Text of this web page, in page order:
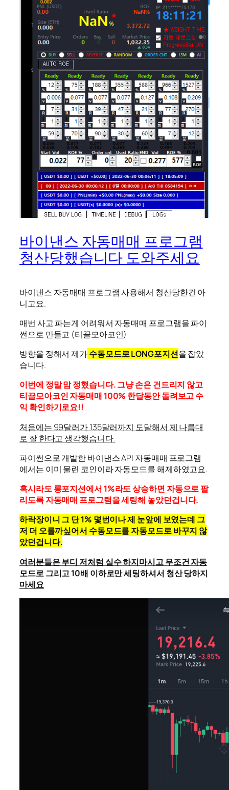
바이낸스 자동매매 프로그램
청산당했습니다 도와주세요
바이낸스 자동매매 프로그램 사용해서 청산당한건 아
니고요.
매번 사고 파는게 어려워서 자동매매 프로그램을 파이
썬으로 만들고 (티끌모아코인)
방향을 정해서 제가수동모드로 LONG포지션을 잡았
습니다.
이번에 정말 맘 정했습니다. 그냥 손은 건드리지 않고
티끌모아코인 자동매매 100% 한달동안 돌려보고 수
익 확인하기로요!!
처음에는 99달러가 135달러까지 도달해서 제 나름대
로 잘 한다고 생각했습니다.
파이썬으로 개발한 바이낸스 API 자동매매 프로그램
에서는 이미 물린 코인이라 자동모드를 해제하였고요.
혹시라도 롱포지션에서 1%라도 상승하면 자동으로 팔
리도록 자동매매 프로그램을 세팅해 놓았던겁니다.
하락장이니 그 단 1% 몇번이나 제 눈앞에 보였는데 그
저 더 오를까싶어서 수동모드를 자동모드로 바꾸지 않
았던겁니다.
여러분들은 부디 저처럼 실수 하지마시고 무조건 자동
모드로 그리고 10배 이하로만 세팅하셔서 청산 당하지
마세요